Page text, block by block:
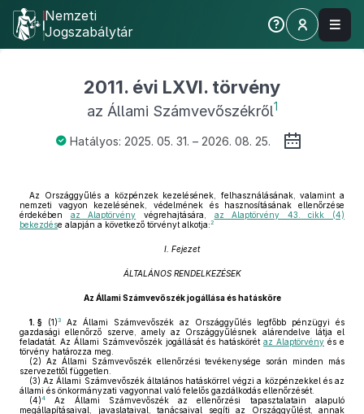
Nemzeti
Jogszabálytár
2011. évi LXVI. törvény
az Állami Számvevőszékről1
Hatályos: 2025. 05. 31. – 2026. 08. 25.
Az Országgyűlés a közpénzek kezelésének, felhasználásának, valamint a
nemzeti vagyon kezelésének, védelmének és hasznosításának ellenőrzése
érdekében az Alaptörvény végrehajtására, az Alaptörvény 43. cikk (4)
bekezdése alapján a következő törvényt alkotja:2
I. Fejezet
ÁLTALÁNOS RENDELKEZÉSEK
Az Állami Számvevőszék jogállása és hatásköre
1. § (1)3
Az Állami Számvevőszék az Országgyűlés legfőbb pénzügyi és
gazdasági ellenőrző szerve, amely az Országgyűlésnek alárendelve látja el
feladatát. Az Állami Számvevőszék jogállását és hatáskörét az Alaptörvény és e
törvény határozza meg.
(2) Az Állami Számvevőszék ellenőrzési tevékenysége során minden más
szervezettől független.
(3) Az Állami Számvevőszék általános hatáskörrel végzi a közpénzekkel és az
állami és önkormányzati vagyonnal való felelős gazdálkodás ellenőrzését.
(4)4
Az Állami Számvevőszék az ellenőrzési tapasztalatain alapuló
megállapításaival, javaslataival, tanácsaival segíti az Országgyűlést, annak